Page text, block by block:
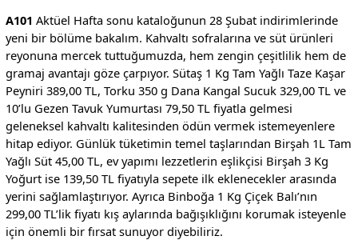
A101 Aktüel Hafta sonu kataloğunun 28 Şubat indirimlerinde
yeni bir bölüme bakalım. Kahvaltı sofralarına ve süt ürünleri
reyonuna mercek tuttuğumuzda, hem zengin çeşitlilik hem de
gramaj avantajı göze çarpıyor. Sütaş 1 Kg Tam Yağlı Taze Kaşar
Peyniri 389,00 TL, Torku 350 g Dana Kangal Sucuk 329,00 TL ve
10’lu Gezen Tavuk Yumurtası 79,50 TL fiyatla gelmesi
geleneksel kahvaltı kalitesinden ödün vermek istemeyenlere
hitap ediyor. Günlük tüketimin temel taşlarından Birşah 1L Tam
Yağlı Süt 45,00 TL, ev yapımı lezzetlerin eşlikçisi Birşah 3 Kg
Yoğurt ise 139,50 TL fiyatıyla sepete ilk eklenecekler arasında
yerini sağlamlaştırıyor. Ayrıca Binboğa 1 Kg Çiçek Balı’nın
299,00 TL’lik fiyatı kış aylarında bağışıklığını korumak isteyenle
için önemli bir fırsat sunuyor diyebiliriz.